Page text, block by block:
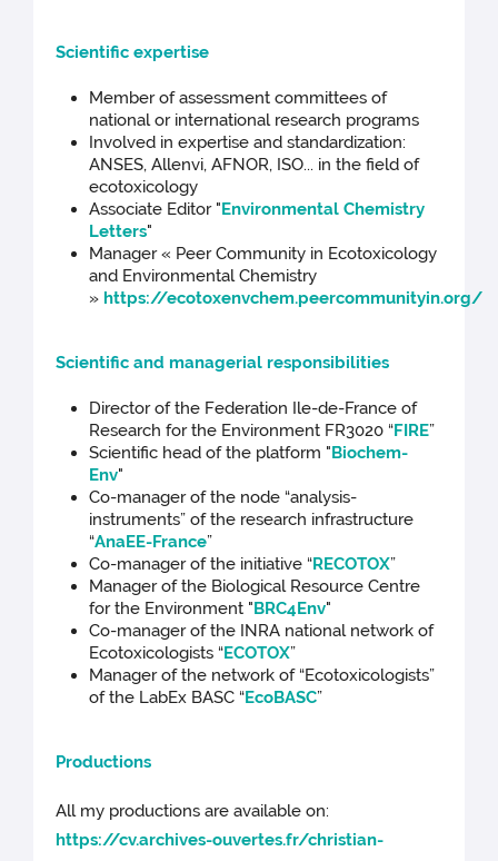
Scientific expertise
Member of assessment committees of
national or international research programs
Involved in expertise and standardization:
ANSES, Allenvi, AFNOR, ISO... in the field of
ecotoxicology
Associate Editor "Environmental Chemistry
Letters"
Manager « Peer Community in Ecotoxicology
and Environmental Chemistry
» https://ecotoxenvchem.peercommunityin.org/
Scientific and managerial responsibilities
Director of the Federation Ile-de-France of
Research for the Environment FR3020 “FIRE”
Scientific head of the platform "Biochem-
Env"
Co-manager of the node “analysis-
instruments” of the research infrastructure
“AnaEE-France”
Co-manager of the initiative “RECOTOX”
Manager of the Biological Resource Centre
for the Environment "BRC4Env"
Co-manager of the INRA national network of
Ecotoxicologists “ECOTOX”
Manager of the network of “Ecotoxicologists”
of the LabEx BASC “EcoBASC”
Productions
All my productions are available on:
https://cv.archives-ouvertes.fr/christian-